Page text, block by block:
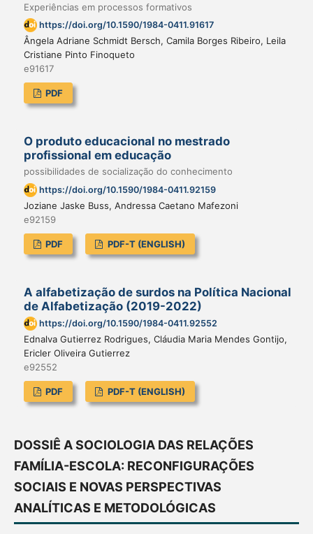
Experiências em processos formativos
https://doi.org/10.1590/1984-0411.91617
Ângela Adriane Schmidt Bersch, Camila Borges Ribeiro, Leila
Cristiane Pinto Finoqueto
e91617
PDF
O produto educacional no mestrado
profissional em educação
possibilidades de socialização do conhecimento
https://doi.org/10.1590/1984-0411.92159
Joziane Jaske Buss, Andressa Caetano Mafezoni
e92159
PDF PDF-T (ENGLISH)
A alfabetização de surdos na Política Nacional
de Alfabetização (2019-2022)
https://doi.org/10.1590/1984-0411.92552
Ednalva Gutierrez Rodrigues, Cláudia Maria Mendes Gontijo,
Ericler Oliveira Gutierrez
e92552
PDF PDF-T (ENGLISH)
DOSSIÊ A SOCIOLOGIA DAS RELAÇÕES
FAMÍLIA-ESCOLA: RECONFIGURAÇÕES
SOCIAIS E NOVAS PERSPECTIVAS
ANALÍTICAS E METODOLÓGICAS